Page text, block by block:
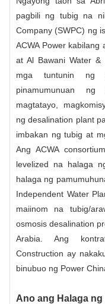
pagbili ng tubig na
Company (SWPC) ng
ACWA Power
at Al Bawani Water &
mga tuntunin ng
pinamumunuan ng
magtatayo,
ng desalination plant
imbakan ng tubig at
Ang ACWA
levelized na halaga
halaga ng
Independent Water
maiinom na tubig/
osmosis desalination
Arabia. Ang
Construction ay
binubuo ng Power
Ano ang Halaga